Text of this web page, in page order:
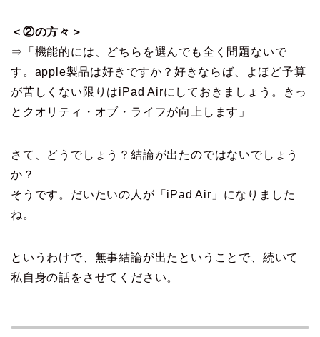
＜②の方々＞
⇒「機能的には、どちらを選んでも全く問題ないで
す。apple製品は好きですか？好きならば、よほど予算
が苦しくない限りはiPad Airにしておきましょう。きっ
とクオリティ・オブ・ライフが向上します」
さて、どうでしょう？結論が出たのではないでしょう
か？
そうです。だいたいの人が「iPad Air」になりました
ね。
というわけで、無事結論が出たということで、続いて
私自身の話をさせてください。